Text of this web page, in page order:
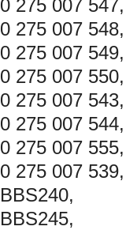
0 275 007 547,
0 275 007 548,
0 275 007 549,
0 275 007 550,
0 275 007 543,
0 275 007 544,
0 275 007 555,
0 275 007 539,
BBS240,
BBS245,